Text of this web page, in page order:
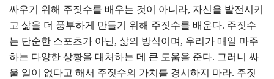
싸우기 위해 주짓수를 배우는 것이 아니라, 자신을 발전시키
고 삶을 더 풍부하게 만들기 위해 주짓수를 배운다. 주짓수
는 단순한 스포츠가 아닌, 삶의 방식이며, 우리가 매일 마주
하는 다양한 상황을 대처하는 데 큰 도움을 준다. 그러니 싸
울 일이 없다고 해서 주짓수의 가치를 경시하지 마라. 주짓